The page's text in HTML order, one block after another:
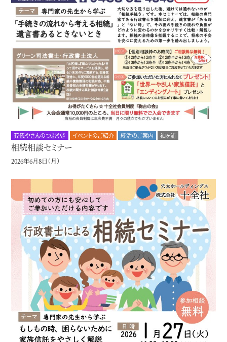
葬儀やさんのつぶやき イベントのご紹介 終活のご案内 袖ヶ浦
相続相談セミナー
2026年6月8日（月）